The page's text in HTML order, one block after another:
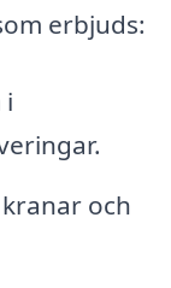
erbjuds:
i
och